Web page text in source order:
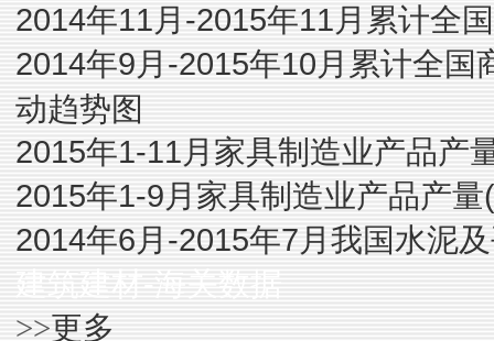
2014年11月-2015年11月累计全
2014年9月-2015年10月累计全
动趋势图
2015年1-11月家具制造业产品产
2015年1-9月家具制造业产品产量
2014年6月-2015年7月我国水泥
>>更多